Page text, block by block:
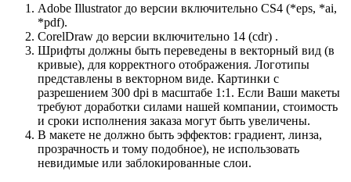
Adobe Illustrator до версии включительно CS4 (*eps, *ai,
*pdf).
CorelDraw до версии включительно 14 (cdr) .
Шрифты должны быть переведены в векторный вид (в
кривые), для корректного отображения. Логотипы
представлены в векторном виде. Картинки с
разрешением 300 dpi в масштабе 1:1. Если Ваши макеты
требуют доработки силами нашей компании, стоимость
и сроки исполнения заказа могут быть увеличены.
В макете не должно быть эффектов: градиент, линза,
прозрачность и тому подобное), не использовать
невидимые или заблокированные слои.